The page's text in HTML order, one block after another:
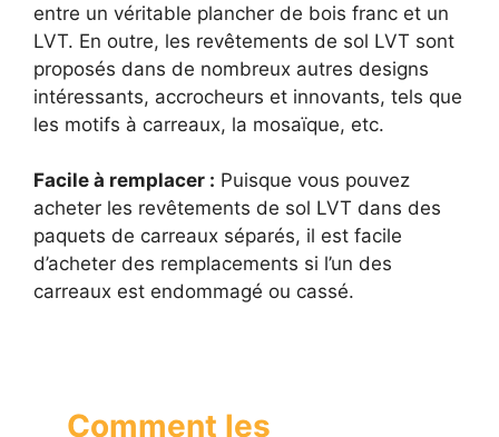
entre un véritable plancher de bois franc et un
LVT. En outre, les revêtements de sol LVT sont
proposés dans de nombreux autres designs
intéressants, accrocheurs et innovants, tels que
les motifs à carreaux, la mosaïque, etc.
Facile à remplacer : Puisque vous pouvez
acheter les revêtements de sol LVT dans des
paquets de carreaux séparés, il est facile
d’acheter des remplacements si l’un des
carreaux est endommagé ou cassé.
Comment les